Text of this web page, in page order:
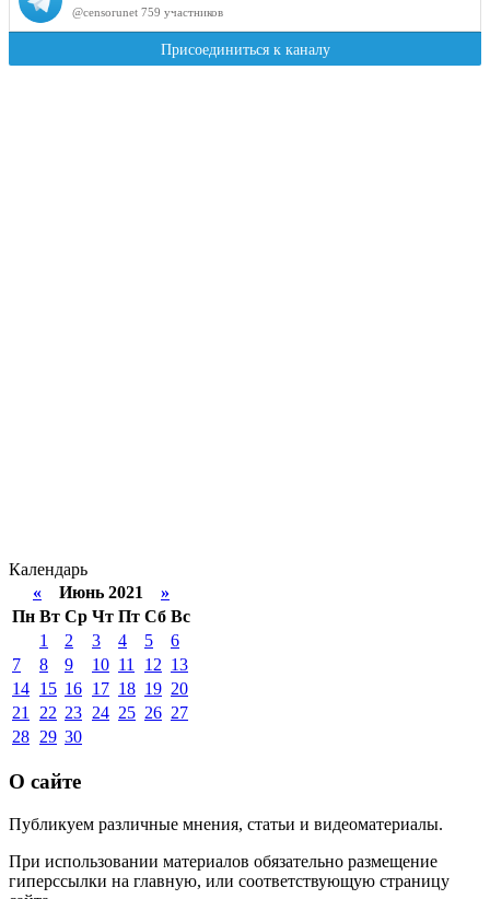
Календарь
« Июнь 2021 »
Пн Вт Ср Чт Пт Сб Вс
1
2 3 4 5
6
7
8 9 10 11 12 13
14 15 16 17 18 19 20
21
22 23 24 25 26 27
28 29 30
О сайте
Публикуем различные мнения, статьи и видеоматериалы.
При использовании материалов обязательно размещение
гиперссылки на главную, или соответствующую страницу